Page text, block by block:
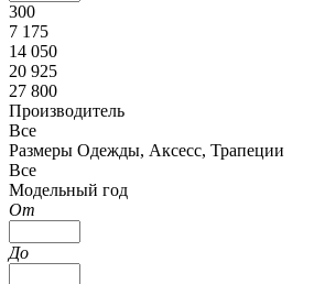
300
7 175
14 050
20 925
27 800
Производитель
Все
Размеры Одежды, Аксесс, Трапеции
Все
Модельный год
От
До